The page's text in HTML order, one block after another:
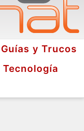
Guías y Trucos
Tecnología